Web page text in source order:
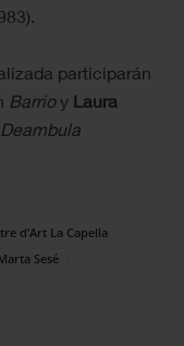
participarán
Barrioy Laura
Deambula
d’Art La Capella
Sesé